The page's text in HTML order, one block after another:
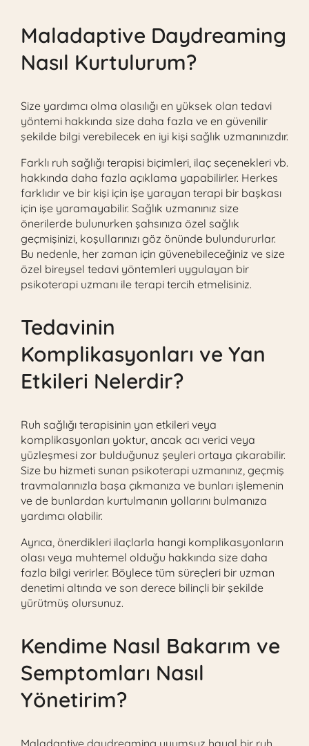
Maladaptive Daydreaming
Nasıl Kurtulurum?
Size yardımcı olma olasılığı en yüksek olan tedavi
yöntemi hakkında size daha fazla ve en güvenilir
şekilde bilgi verebilecek en iyi kişi sağlık uzmanınızdır.
Farklı ruh sağlığı terapisi biçimleri, ilaç seçenekleri vb.
hakkında daha fazla açıklama yapabilirler. Herkes
farklıdır ve bir kişi için işe yarayan terapi bir başkası
için işe yaramayabilir. Sağlık uzmanınız size
önerilerde bulunurken şahsınıza özel sağlık
geçmişinizi, koşullarınızı göz önünde bulundururlar.
Bu nedenle, her zaman için güvenebileceğiniz ve size
özel bireysel tedavi yöntemleri uygulayan bir
psikoterapi uzmanı ile terapi tercih etmelisiniz.
Tedavinin
Komplikasyonları ve Yan
Etkileri Nelerdir?
Ruh sağlığı terapisinin yan etkileri veya
komplikasyonları yoktur, ancak acı verici veya
yüzleşmesi zor bulduğunuz şeyleri ortaya çıkarabilir.
Size bu hizmeti sunan psikoterapi uzmanınız, geçmiş
travmalarınızla başa çıkmanıza ve bunları işlemenin
ve de bunlardan kurtulmanın yollarını bulmanıza
yardımcı olabilir.
Ayrıca, önerdikleri ilaçlarla hangi komplikasyonların
olası veya muhtemel olduğu hakkında size daha
fazla bilgi verirler. Böylece tüm süreçleri bir uzman
denetimi altında ve son derece bilinçli bir şekilde
yürütmüş olursunuz.
Kendime Nasıl Bakarım ve
Semptomları Nasıl
Yönetirim?
Maladaptive daydreaming uyumsuz hayal bir ruh